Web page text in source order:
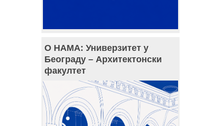
О НАМА: Универзитет у
Београду – Архитектонски
факултет